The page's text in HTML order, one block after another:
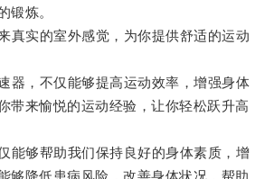
锻炼。
实的室外感觉，为你提供舒适的运动
，不仅能够提高运动效率，增强身体
带来愉悦的运动经验，让你轻松跃升高
够帮助我们保持良好的身体素质，增